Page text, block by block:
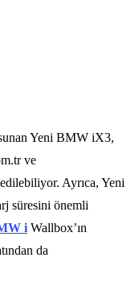
Yeni BMW iX3,
ve
Ayrıca, Yeni
süresini önemli
i Wallbox’ın
da